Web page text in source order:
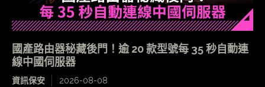
國產路由器秘藏後門！逾 20 款型號每 35 秒自動連
線中國伺服器
資訊保安 2026-08-08